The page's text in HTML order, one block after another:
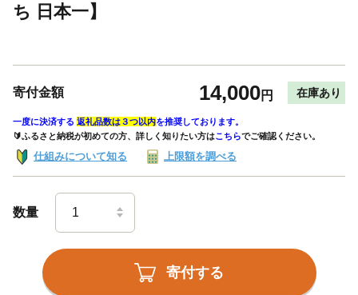
ち 日本一】
寄付金額 14,000円 在庫あり
一度に決済する 返礼品数は３つ以内を推奨しております。
🔰ふるさと納税が初めての方、詳しく知りたい方はこちらでご確認ください。
仕組みについて知る 上限額を調べる
数量
寄付する